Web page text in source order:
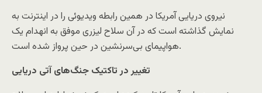
نیروی دریایی آمریکا در همین رابطه ویدیوئی را در اینترنت به
نمایش گذاشته است که در آن سلاح لیزری موفق به انهدام یک
هواپیمای بی‌سرنشین در حین پرواز شده است.
تغییر در تاکتیک جنگ‌های آتی دریایی